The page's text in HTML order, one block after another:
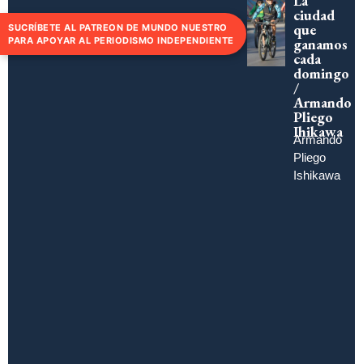
ciudad
que
ganamos
cada
domingo
/
Armando
Pliego
Ihikawa
Armando
Pliego
Ishikawa
SUCRÍBETE AL PATREON DE MUNDO NUESTRO
PARA APOYAR AL PERIODISMO INDEPENDIENTE